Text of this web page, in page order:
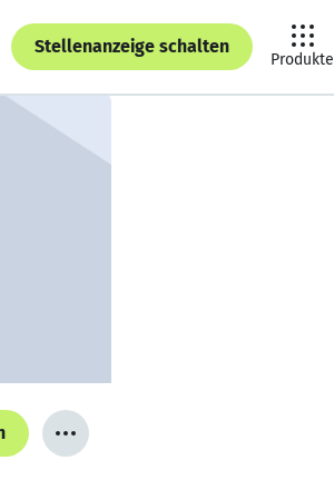
Stellenanzeige schalten
Produkte